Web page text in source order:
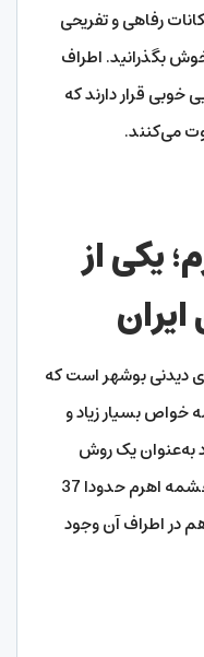
رفاهی و تفریحی
بگذرانید. اطراف
قرار دارند که
می‌کنند.
یکی از
دیدنی بوشهر است که
خواص بسیار زیاد و
به‌عنوان یک روش
درمانی هم توصیه می‌شود. دمای آت چشمه اهرم حدودا 37
در اطراف آن وجود